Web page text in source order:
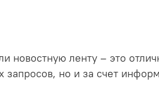
новостную ленту – это
запросов, но и за счет